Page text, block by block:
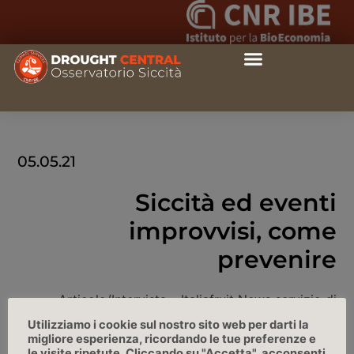
05.05.21
Siccità ed eventi
improvvisi, come
prevenire
Articolo/Intervista – Italiafruit News servizio di
informazione per professionisti del settore
ortofrutticolo.
Utilizziamo i cookie sul nostro sito web per darti la
migliore esperienza, ricordando le tue preferenze e